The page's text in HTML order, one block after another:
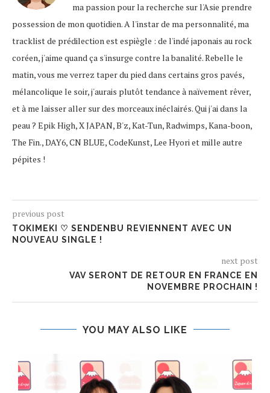
ma passion pour la recherche sur l'Asie prendre
possession de mon quotidien. A l'instar de ma personnalité, ma
tracklist de prédilection est espiègle : de l'indé japonais au rock
coréen, j'aime quand ça s'insurge contre la banalité. Rebelle le
matin, vous me verrez taper du pied dans certains gros pavés,
mélancolique le soir, j'aurais plutôt tendance à naïvement rêver,
et à me laisser aller sur des morceaux inéclairés. Qui j'ai dans la
peau ? Epik High, X JAPAN, B'z, Kat-Tun, Radwimps, Kana-boon,
The Fin., DAY6, CN BLUE, CodeKunst, Lee Hyori et mille autre
pépites !
previous post
TOKIMEKI ♡ SENDENBU REVIENNENT AVEC UN
NOUVEAU SINGLE !
next post
VAV SERONT DE RETOUR EN FRANCE EN
NOVEMBRE PROCHAIN !
YOU MAY ALSO LIKE